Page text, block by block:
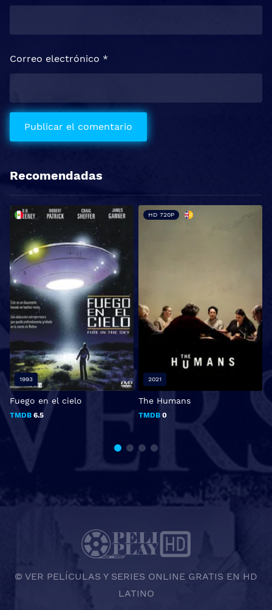
Correo electrónico *
Recomendadas
Fuego en el cielo
TMDB 6.5
1993
The Humans
TMDB 0
HD 720P
2021
© VER PELÍCULAS Y SERIES ONLINE GRATIS EN HD
LATINO